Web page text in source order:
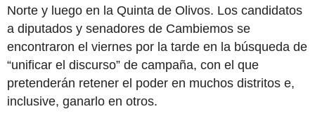
Norte y luego en la Quinta de Olivos. Los candidatos
a diputados y senadores de Cambiemos se
encontraron el viernes por la tarde en la búsqueda de
“unificar el discurso” de campaña, con el que
pretenderán retener el poder en muchos distritos e,
inclusive, ganarlo en otros.